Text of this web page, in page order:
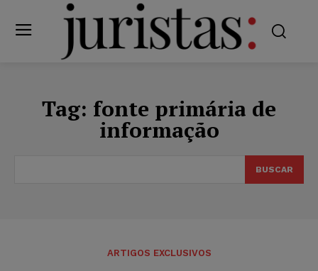
Tag: fonte primária de
informação
BUSCAR
ARTIGOS EXCLUSIVOS